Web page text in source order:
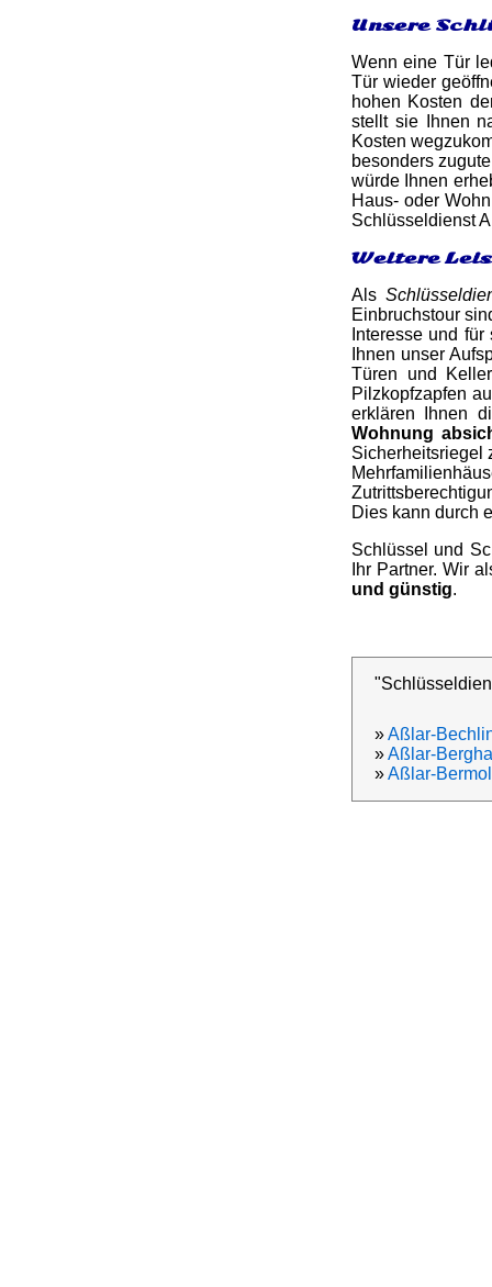
Unsere
Wenn eine Tür
Tür wieder
hohen Kosten
stellt sie Ihnen
Kosten
besonders
würde Ihnen
Haus- oder
Schlüsseldienst
Weitere
Als
Einbruchstour
Interesse und
Ihnen unser
Türen und
Pilzkopfzapfen
erklären Ihnen
Wohnung
Sicherheitsriegel
Dies kann durch
Schlüssel und
Ihr Partner. Wir
und günstig.
»Aßlar-
»Aßlar-
»Aßlar-